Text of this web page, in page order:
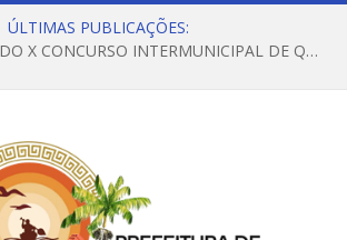
ÚLTIMAS PUBLICAÇÕES:
REGULAMENTO DO X CONCURSO INTERMUNICIPAL DE QUADRILHAS JUNINAS – 2026 – ARRAIÁ DA VENEZA